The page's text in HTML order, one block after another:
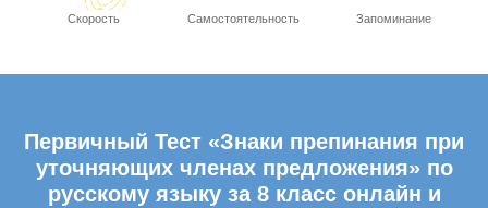
Скорость Самостоятельность Запоминание
Первичный Тест «Знаки препинания при
уточняющих членах предложения» по
русскому языку за 8 класс онлайн и